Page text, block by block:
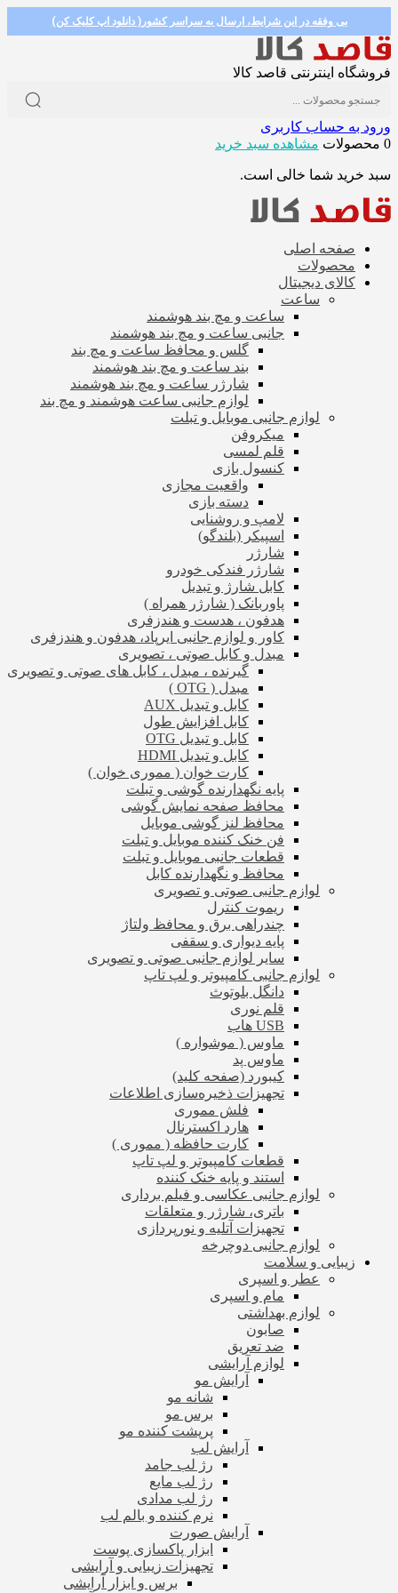
بی وفقه در این شرایط، ارسال به سراسر کشور( دانلود اپ کلیک کن)
فروشگاه اینترنتی قاصد کالا
ورود به حساب کاربری
0 محصولات
مشاهده سبد خرید
سبد خرید شما خالی است.
صفحه اصلی
محصولات
کالای دیجیتال
ساعت
ساعت و مچ بند هوشمند
جانبی ساعت و مچ بند هوشمند
گلس و محافظ ساعت و مچ بند
بند ساعت و مچ بند هوشمند
شارژر ساعت و مچ بند هوشمند
لوازم جانبی ساعت هوشمند و مچ بند
لوازم جانبی موبایل و تبلت
میکروفن
قلم لمسی
کنسول بازی
واقعیت مجازی
دسته بازی
لامپ و روشنایی
اسپیکر (بلندگو)
شارژر
شارژر فندکی خودرو
کابل شارژ و تبدیل
پاوربانک ( شارژر همراه )
هدفون ، هدست و هندزفری
کاور و لوازم جانبی ایرپاد، هدفون و هندزفری
مبدل و کابل صوتی ، تصویری
گیرنده ، مبدل ، کابل های صوتی و تصویری
مبدل ( OTG )
کابل و تبدیل AUX
کابل افزایش طول
کابل و تبدیل OTG
کابل و تبدیل HDMI
کارت خوان ( مموری خوان )
پایه نگهدارنده گوشی و تبلت
محافظ صفحه نمایش گوشی
محافظ لنز گوشی موبایل
فن خنک کننده موبایل و تبلت
قطعات جانبی موبایل و تبلت
محافظ و نگهدارنده کابل
لوازم جانبی صوتی و تصویری
ریموت کنترل
چندراهی برق و محافظ ولتاژ
پایه دیواری و سقفی
سایر لوازم جانبی صوتی و تصویری
لوازم جانبی کامپیوتر و لپ تاپ
دانگل بلوتوث
قلم نوری
USB هاب
ماوس ( موشواره )
ماوس پد
کیبورد (صفحه کلید)
تجهیزات ذخیره‌سازی اطلاعات
فلش مموری
هارد اکسترنال
کارت حافظه ( مموری )
قطعات کامپیوتر و لپ تاپ
استند و پایه خنک کننده
لوازم جانبی عکاسی و فیلم برداری
باتری، شارژر و متعلقات
تجهیزات آتلیه و نورپردازی
لوازم جانبی دوچرخه
زیبایی و سلامت
عطر و اسپری
مام و اسپری
لوازم بهداشتی
صابون
ضد تعریق
لوازم آرایشی
آرایش مو
شانه مو
برس مو
پرپشت کننده مو
آرایش لب
رژ لب جامد
رژ لب مایع
رژ لب مدادی
نرم کننده و بالم لب
آرایش صورت
ابزار پاکسازی پوست
تجهیزات زیبایی و آرایشی
برس و ابزار آرایشی